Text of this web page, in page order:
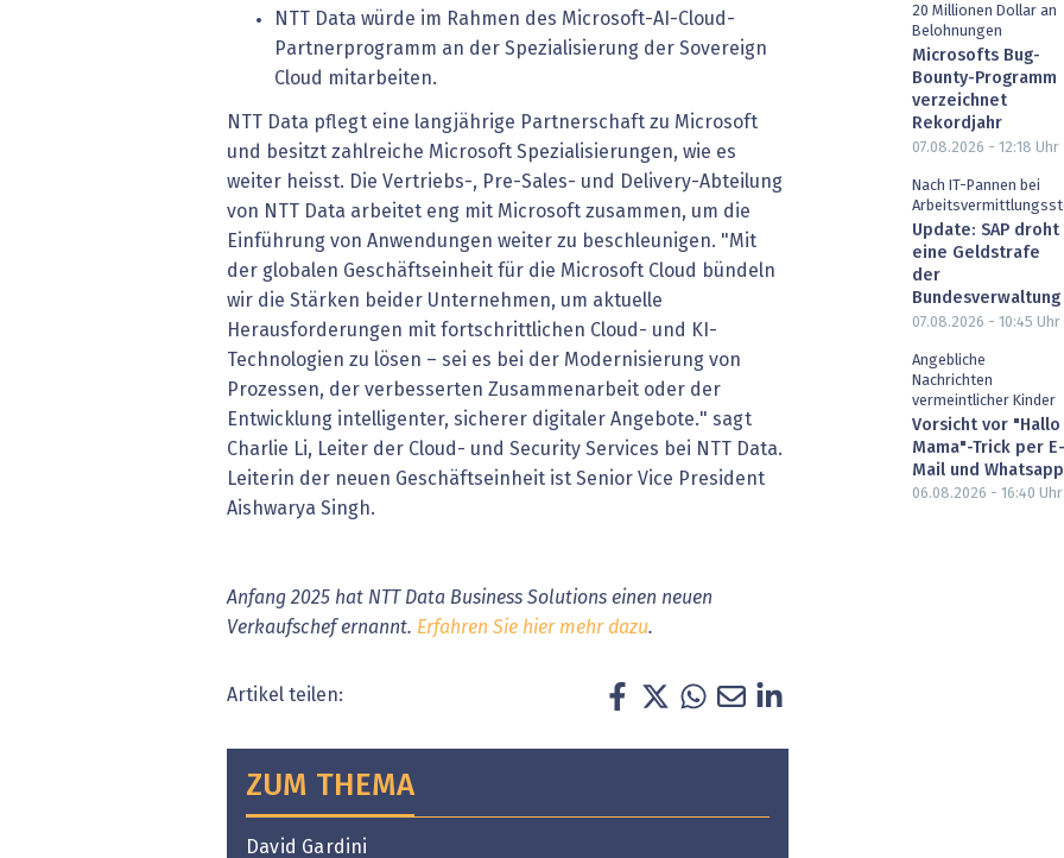
NTT Data würde im Rahmen des Microsoft-AI-Cloud-
Partnerprogramm an der Spezialisierung der Sovereign
Cloud mitarbeiten.
NTT Data pflegt eine langjährige Partnerschaft zu Microsoft
und besitzt zahlreiche Microsoft Spezialisierungen, wie es
weiter heisst. Die Vertriebs-, Pre-Sales- und Delivery-Abteilung
von NTT Data arbeitet eng mit Microsoft zusammen, um die
Einführung von Anwendungen weiter zu beschleunigen. "Mit
der globalen Geschäftseinheit für die Microsoft Cloud bündeln
wir die Stärken beider Unternehmen, um aktuelle
Herausforderungen mit fortschrittlichen Cloud- und KI-
Technologien zu lösen – sei es bei der Modernisierung von
Prozessen, der verbesserten Zusammenarbeit oder der
Entwicklung intelligenter, sicherer digitaler Angebote." sagt
Charlie Li, Leiter der Cloud- und Security Services bei NTT Data.
Leiterin der neuen Geschäftseinheit ist Senior Vice President
Aishwarya Singh.
Anfang 2025 hat NTT Data Business Solutions einen neuen
Verkaufschef ernannt. Erfahren Sie hier mehr dazu.
Artikel teilen:
ZUM THEMA
David Gardini
20 Millionen Dollar an
Belohnungen
Microsofts Bug-
Bounty-Programm
verzeichnet
Rekordjahr
07.08.2026 - 12:18 Uhr
Nach IT-Pannen bei
Update: SAP droht
eine Geldstrafe
der
Bundesverwaltung
07.08.2026 - 10:45 Uhr
Angebliche
Nachrichten
vermeintlicher Kinder
Vorsicht vor "Hallo
Mama"-Trick per E-
Mail und Whatsapp
06.08.2026 - 16:40 Uhr